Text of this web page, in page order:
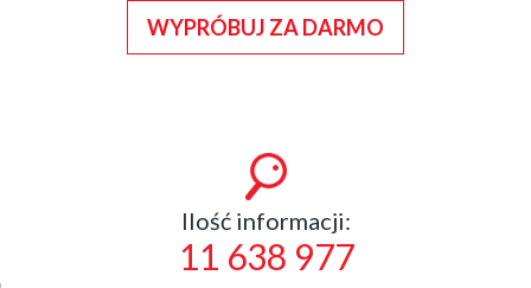
WYPRÓBUJ ZA DARMO
Ilość informacji:
11 638 977